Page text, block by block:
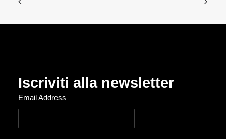
Iscriviti alla newsletter
Email Address